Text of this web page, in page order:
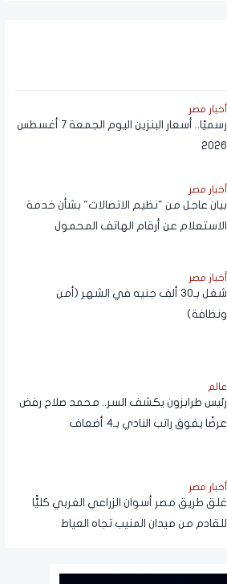
أخبار مصر
رسميًا.. أسعار البنزين اليوم الجمعة 7 أغسطس
2026
أخبار مصر
بيان عاجل من "نظيم الاتصالات" بشأن خدمة
الاستعلام عن أرقام الهاتف المحمول
أخبار مصر
شغل بـ30 ألف جنيه في الشهر (أمن
ونظافة)
عالم
رئيس طرابزون يكشف السر.. محمد صلاح رفض
عرضًا يفوق راتب النادي بـ4 أضعاف
أخبار مصر
غلق طريق مصر أسوان الزراعي الغربي كليًّا
للقادم من ميدان المنيب تجاه العياط